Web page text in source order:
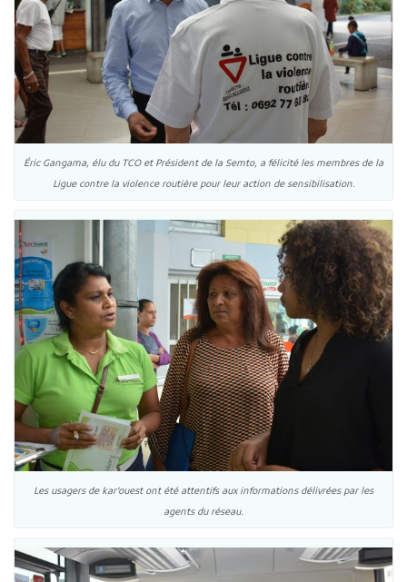
Éric Gangama, élu du TCO et Président de la Semto, a félicité les membres de la
Ligue contre la violence routière pour leur action de sensibilisation.
Les usagers de kar’ouest ont été attentifs aux informations délivrées par les
agents du réseau.